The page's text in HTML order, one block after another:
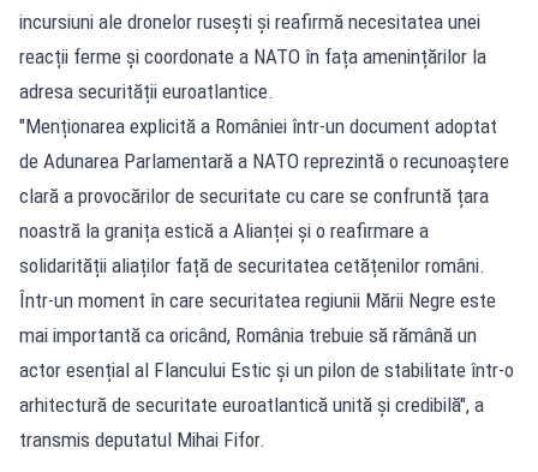
incursiuni ale dronelor rusești și reafirmă necesitatea unei
reacții ferme și coordonate a NATO în fața amenințărilor la
adresa securității euroatlantice.
"Menționarea explicită a României într-un document adoptat
de Adunarea Parlamentară a NATO reprezintă o recunoaștere
clară a provocărilor de securitate cu care se confruntă țara
noastră la granița estică a Alianței și o reafirmare a
solidarității aliaților față de securitatea cetățenilor români.
Într-un moment în care securitatea regiunii Mării Negre este
mai importantă ca oricând, România trebuie să rămână un
actor esențial al Flancului Estic și un pilon de stabilitate într-o
arhitectură de securitate euroatlantică unită și credibilă", a
transmis deputatul Mihai Fifor.